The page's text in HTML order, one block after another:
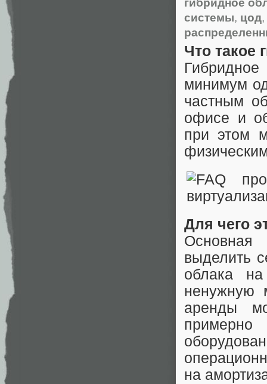
системы, цод
Что такое
минимум
частным
офисе и
при этом
Для чего
выделить
облака
ненужную
аренды
на